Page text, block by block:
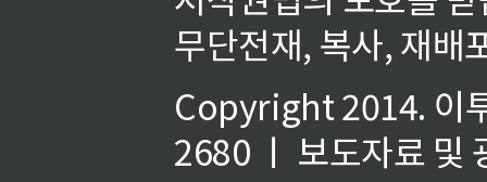
무단전재, 복사, 재배
Copyright 2014. 이
2680 ㅣ 보도자료